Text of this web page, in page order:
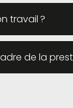
travail ?
de la